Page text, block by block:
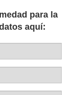
para la
aquí: